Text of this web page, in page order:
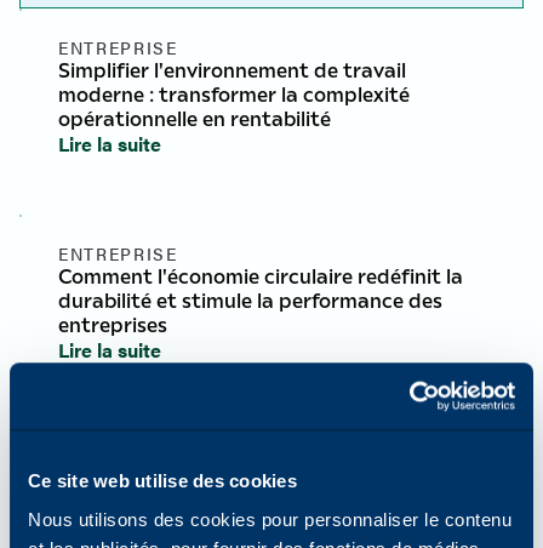
Ce site web utilise des cookies
Nous utilisons des cookies pour personnaliser le contenu
ENTREPRISE
Simplifier l'environnement de travail
moderne : transformer la complexité
opérationnelle en rentabilité
Lire la suite
ENTREPRISE
Comment l'économie circulaire redéfinit la
durabilité et stimule la performance des
entreprises
Lire la suite
Célébrons le Mois de l'histoire des femmes
dirigeants mondiaux de Katun